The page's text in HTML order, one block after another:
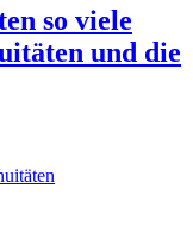
so viele
und die